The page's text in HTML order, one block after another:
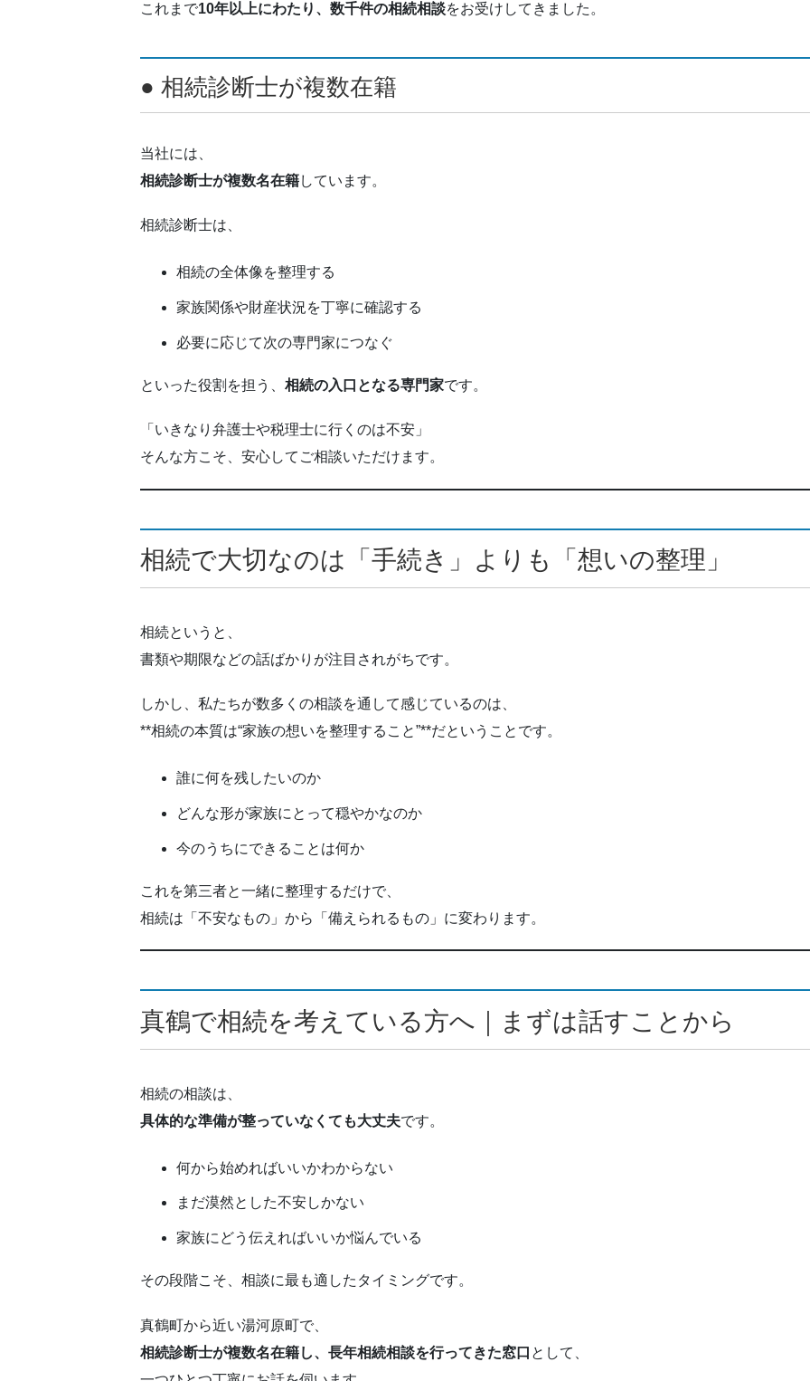
これまで10年以上にわたり、数千件の相続相談をお受けしてきました。
● 相続診断士が複数在籍
当社には、
相続診断士が複数名在籍しています。
相続診断士は、
相続の全体像を整理する
家族関係や財産状況を丁寧に確認する
必要に応じて次の専門家につなぐ
といった役割を担う、相続の入口となる専門家です。
「いきなり弁護士や税理士に行くのは不安」
そんな方こそ、安心してご相談いただけます。
相続で大切なのは「手続き」よりも「想いの整理」
相続というと、
書類や期限などの話ばかりが注目されがちです。
しかし、私たちが数多くの相談を通して感じているのは、
**相続の本質は“家族の想いを整理すること”**だということです。
誰に何を残したいのか
どんな形が家族にとって穏やかなのか
今のうちにできることは何か
これを第三者と一緒に整理するだけで、
相続は「不安なもの」から「備えられるもの」に変わります。
真鶴で相続を考えている方へ｜まずは話すことから
相続の相談は、
具体的な準備が整っていなくても大丈夫です。
何から始めればいいかわからない
まだ漠然とした不安しかない
家族にどう伝えればいいか悩んでいる
その段階こそ、相談に最も適したタイミングです。
真鶴町から近い湯河原町で、
相続診断士が複数名在籍し、長年相続相談を行ってきた窓口 として、